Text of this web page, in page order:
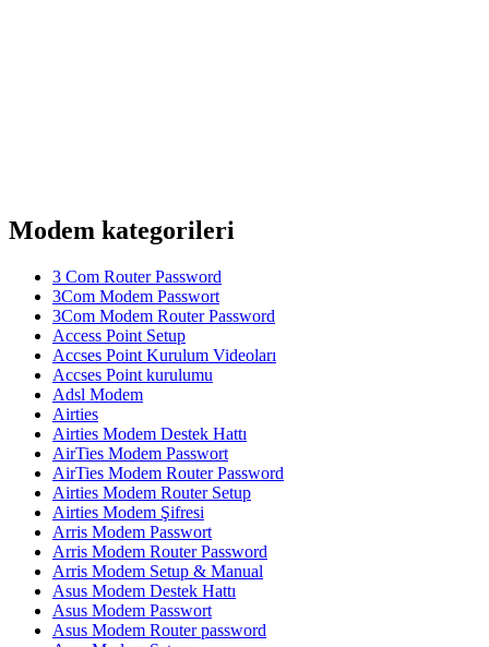
Modem kategorileri
3 Com Router Password
3Com Modem Passwort
3Com Modem Router Password
Access Point Setup
Accses Point Kurulum Videoları
Accses Point kurulumu
Adsl Modem
Airties
Airties Modem Destek Hattı
AirTies Modem Passwort
AirTies Modem Router Password
Airties Modem Router Setup
Airties Modem Şifresi
Arris Modem Passwort
Arris Modem Router Password
Arris Modem Setup & Manual
Asus Modem Destek Hattı
Asus Modem Passwort
Asus Modem Router password